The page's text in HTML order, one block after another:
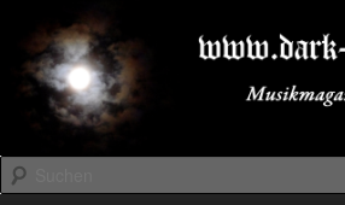
primären
Inhalt
springen
sekundären
Inhalt
springenDARK-FESTIVALS.DE
Suchen